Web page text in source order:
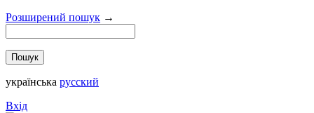
Розширений пошук →
українська русский
Вхід